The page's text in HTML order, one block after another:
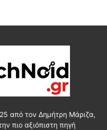
από τον Δημήτρη Μάριζα,
πιο αξιόπιστη πηγή